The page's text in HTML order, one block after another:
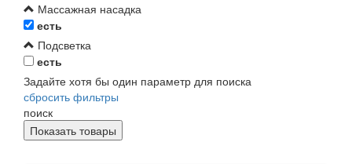
Массажная насадка
есть
Подсветка
есть
Задайте хотя бы один параметр для поиска
сбросить фильтры
поиск